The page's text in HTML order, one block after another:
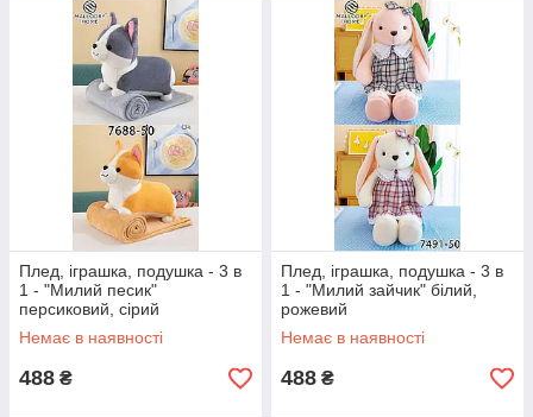
Плед, іграшка, подушка - 3 в
1 - "Милий песик"
персиковий, сірий
Немає в наявності
488 ₴
Плед, іграшка, подушка - 3 в
1 - "Милий зайчик" білий,
рожевий
Немає в наявності
488 ₴